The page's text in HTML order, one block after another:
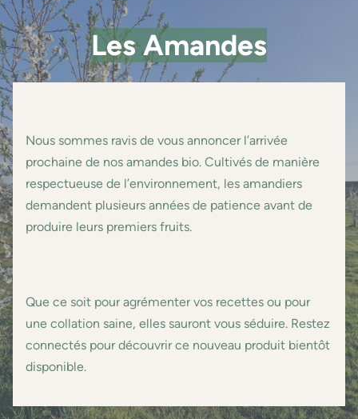
Les Amandes
Nous sommes ravis de vous annoncer l’arrivée
prochaine de nos amandes bio. Cultivés de manière
respectueuse de l’environnement, les amandiers
demandent plusieurs années de patience avant de
produire leurs premiers fruits.
Que ce soit pour agrémenter vos recettes ou pour
une collation saine, elles sauront vous séduire. Restez
connectés pour découvrir ce nouveau produit bientôt
disponible.